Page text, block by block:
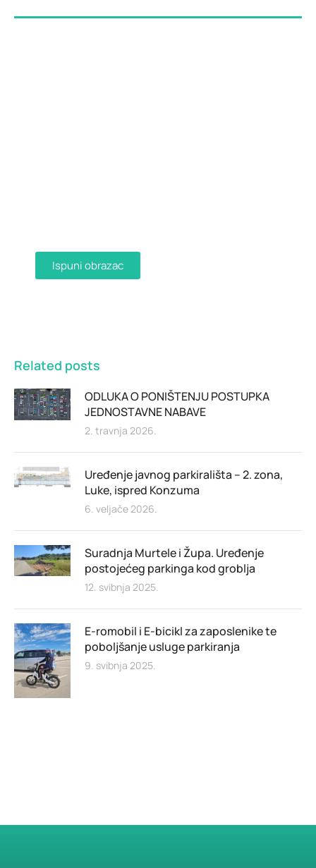
Ispuni obrazac
Related posts
ODLUKA O PONIŠTENJU POSTUPKA
JEDNOSTAVNE NABAVE
2. travnja 2026.
Uređenje javnog parkirališta – 2. zona,
Luke, ispred Konzuma
6. veljače 2026.
Suradnja Murtele i Župa. Uređenje
postojećeg parkinga kod groblja
12. svibnja 2025.
E-romobil i E-bicikl za zaposlenike te
poboljšanje usluge parkiranja
9. svibnja 2025.